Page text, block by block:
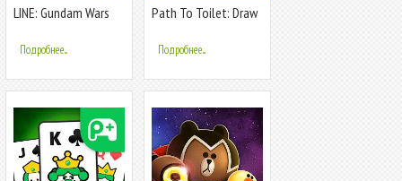
LINE: Gundam Wars
Подробнее...
Path To Toilet: Draw
Подробнее...